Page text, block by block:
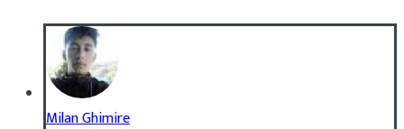
Milan Ghimire